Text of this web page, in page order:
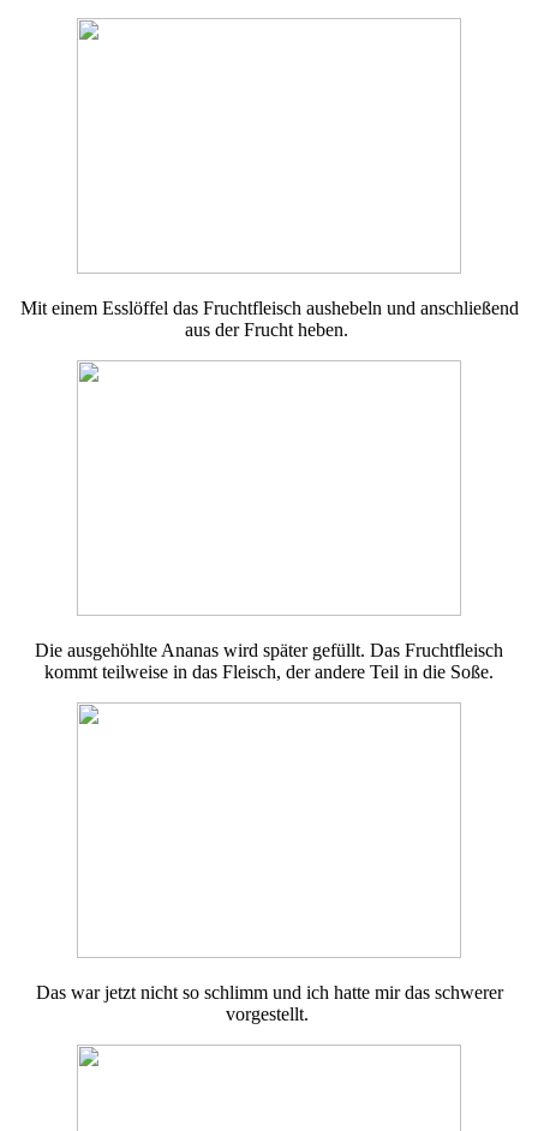
Mit einem Esslöffel das Fruchtfleisch aushebeln und anschließend
aus der Frucht heben.
Die ausgehöhlte Ananas wird später gefüllt. Das Fruchtfleisch
kommt teilweise in das Fleisch, der andere Teil in die Soße.
Das war jetzt nicht so schlimm und ich hatte mir das schwerer
vorgestellt.